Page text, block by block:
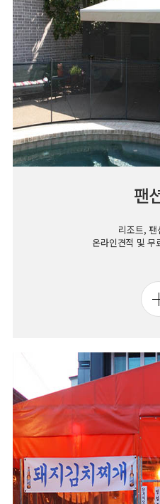
팬
리조트, 팬
온라인견적 및 무